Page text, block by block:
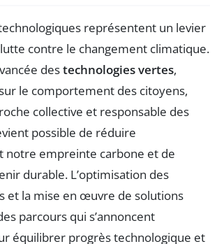
représentent un levier
contre le changement climatique.
destechnologies vertes,
le comportement des citoyens,
collective et responsable des
possible de réduire
notre empreinte carbone et de
durable. L’optimisation des
et la mise en œuvre de solutions
parcours qui s’annoncent
équilibrer progrès technologique et